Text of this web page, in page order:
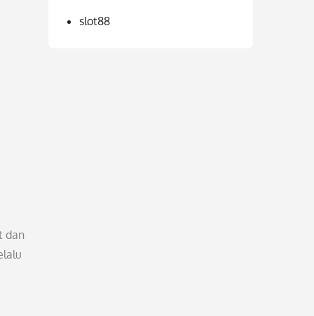
dan
slot88